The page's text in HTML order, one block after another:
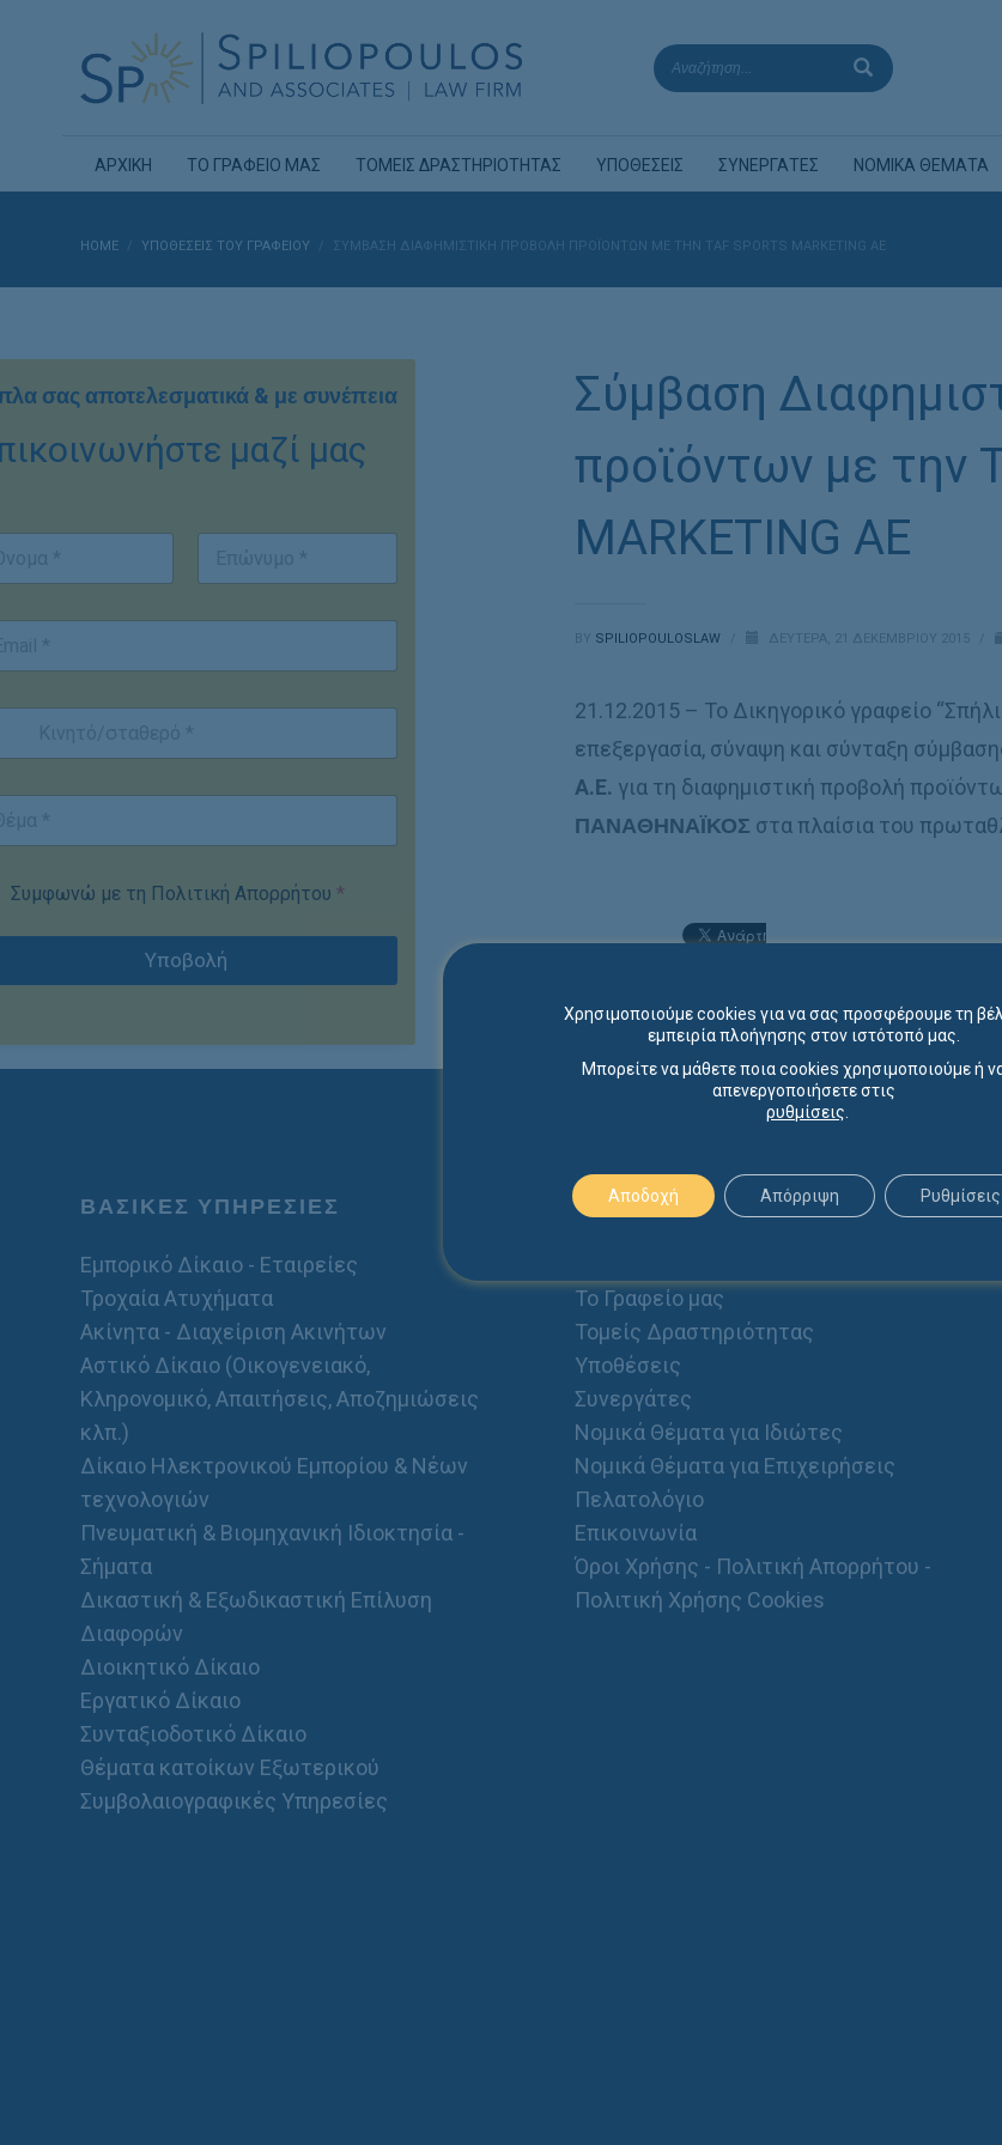
ΑΡΧΙΚΗ ΤΟ ΓΡΑΦΕΙΟ ΜΑΣ ΤΟΜΕΙΣ ΔΡΑΣΤΗΡΙΟΤΗΤΑΣ ΥΠΟΘΕΣΕΙΣ ΣΥΝΕΡΓΑΤΕΣ ΝΟΜΙΚΑ ΘΕΜΑΤΑ
HOME ΥΠΟΘΈΣΕΙΣ ΤΟΥ ΓΡΑΦΕΊΟΥ ΣΎΜΒΑΣΗ ΔΙΑΦΗΜΙΣΤΙΚΉ ΠΡΟΒΟΛΉ ΠΡΟΪΌΝΤΩΝ ΜΕ ΤΗΝ TAF SPORTS MARKETING AE
Σύμβαση
προϊόντων με την
MARKETING AE
BY SPILIOPOULOSLAW ΔΕΥΤΈΡΑ, 21 ΔΕΚΕΜΒΡΊΟΥ 2015
21.12.2015 – Το Δικηγορικό γραφείο
επεξεργασία, σύναψη και σύνταξη
A.E. για τη διαφημιστική προβολή
ΠΑΝΑΘΗΝΑΪΚΟΣ στα πλαίσια του
σας αποτελεσματικά & με συνέπεια
μαζί μας
Συμφωνώ με τη Πολιτική Απορρήτου *
Υποβολή
ΒΑΣΙΚΕΣ ΥΠΗΡΕΣΙΕΣ
Εμπορικό Δίκαιο - Εταιρείες
Τροχαία Ατυχήματα
Ακίνητα - Διαχείριση Ακινήτων
Αστικό Δίκαιο (Οικογενειακό,
Κληρονομικό, Απαιτήσεις, Αποζημιώσεις
κλπ.)
Δίκαιο Ηλεκτρονικού Εμπορίου & Νέων
τεχνολογιών
Πνευματική & Βιομηχανική Ιδιοκτησία -
Σήματα
Δικαστική & Εξωδικαστική Επίλυση
Διαφορών
Διοικητικό Δίκαιο
Εργατικό Δίκαιο
Συνταξιοδοτικό Δίκαιο
Θέματα κατοίκων Εξωτερικού
Συμβολαιογραφικές Υπηρεσίες
ΠΡΟΦΙΛ
Το Γραφείο μας
Τομείς Δραστηριότητας
Υποθέσεις
Συνεργάτες
Νομικά Θέματα για Ιδιώτες
Νομικά Θέματα για Επιχειρήσεις
Πελατολόγιο
Επικοινωνία
Όροι Χρήσης - Πολιτική Απορρήτου -
Πολιτική Χρήσης Cookies
Χρησιμοποιούμε cookies για να σας προσφέρουμε τη
εμπειρία πλοήγησης στον ιστότοπό μας.
Μπορείτε να μάθετε ποια cookies χρησιμοποιούμε ή
απενεργοποιήσετε στις
ρυθμίσεις
Αποδοχή Απόρριψη Ρυθμίσεις